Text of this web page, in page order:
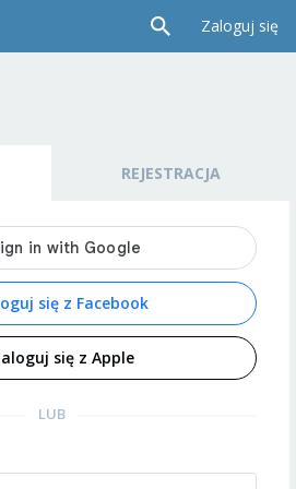
Zaloguj się
REJESTRACJA
się z Facebook
się z Apple
LUB